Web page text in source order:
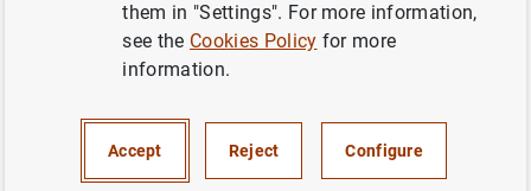
Disponible para declaraciones desde 2012-10
hasta 2014-11
them in "Settings". For more information,
see the Cookies Policy for more
information.
Accept Reject Configure